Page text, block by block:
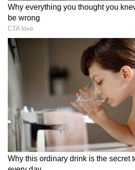
இரண்டு
செல்வன் நாவலை
செய்துவிட்ட வேலைகள்
கனவை
மணிரத்தினம்.
மேலும்
செய்திகளுக்கு...
இயக்குனருக்கு
ராமராஜன்...என்ன செய்தார்